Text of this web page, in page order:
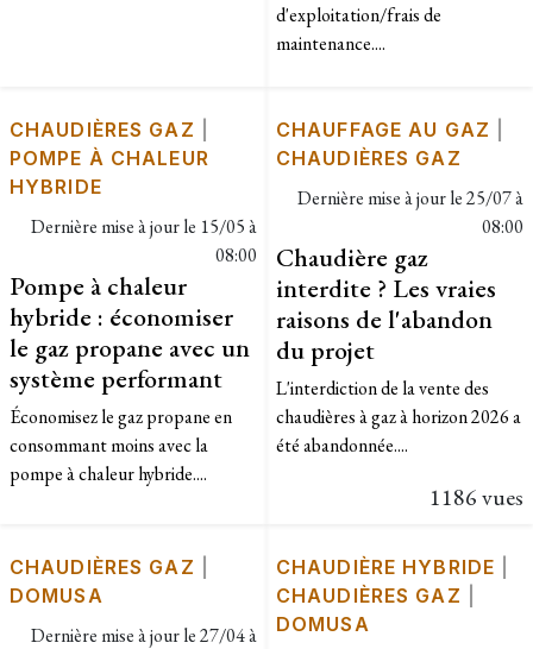
d'exploitation/frais de
maintenance....
CHAUDIÈRES GAZ
POMPE À CHALEUR
HYBRIDE
Dernière mise à jour le 15/05 à
08:00
Pompe à chaleur
hybride : économiser
le gaz propane avec un
système performant
Économisez le gaz propane en
consommant moins avec la
pompe à chaleur hybride....
CHAUFFAGE AU GAZ
CHAUDIÈRES GAZ
Dernière mise à jour le25/07 à
08:00
Chaudière gaz
interdite ? Les vraies
raisons de l'abandon
du projet
L'interdiction de la vente des
chaudières à gaz à horizon 2026 a
été abandonnée....
1186 vues
CHAUDIÈRES GAZ
DOMUSA
Dernière mise à jour le27/04 à
CHAUDIÈRE HYBRIDE
CHAUDIÈRES GAZ
DOMUSA